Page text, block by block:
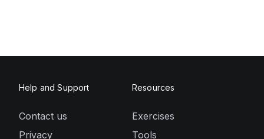
Help and Support
Contact us
Privacy
Resources
Exercises
Tools